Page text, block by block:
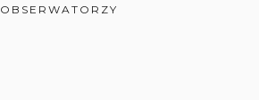
OBSERWATORZY